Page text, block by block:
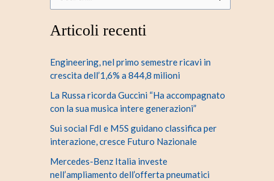
r
a
:
Articoli recenti
Engineering, nel primo semestre ricavi in
crescita dell’1,6% a 844,8 milioni
La Russa ricorda Guccini “Ha accompagnato
con la sua musica intere generazioni”
Sui social FdI e M5S guidano classifica per
interazione, cresce Futuro Nazionale
Mercedes-Benz Italia investe
nell’ampliamento dell’offerta pneumatici